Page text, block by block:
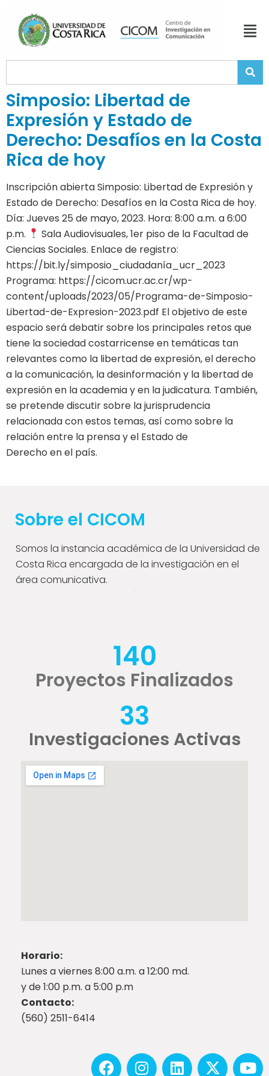
Simposio: Libertad de
Expresión y Estado de
Derecho: Desafíos en la Costa
Rica de hoy
Inscripción abierta Simposio: Libertad de Expresión y
Estado de Derecho: Desafíos en la Costa Rica de hoy.
Día: Jueves 25 de mayo, 2023. Hora: 8:00 a.m. a 6:00
p.m.
Sala Audiovisuales, 1er piso de la Facultad de
Ciencias Sociales. Enlace de registro:
https://bit.ly/simposio_ciudadanía_ucr_2023
Programa: https://cicom.ucr.ac.cr/wp-
content/uploads/2023/05/Programa-de-Simposio-
Libertad-de-Expresion-2023.pdf El objetivo de este
espacio será debatir sobre los principales retos que
tiene la sociedad costarricense en temáticas tan
relevantes como la libertad de expresión, el derecho
a la comunicación, la desinformación y la libertad de
expresión en la academia y en la judicatura. También,
se pretende discutir sobre la jurisprudencia
relacionada con estos temas, así como sobre la
relación entre la prensa y el Estado de
Derecho en el país.
Sobre el CICOM
Somos la instancia académica de la Universidad de
Costa Rica encargada de la investigación en el
área comunicativa.
Proyectos Finalizados
140
Investigaciones Activas
33
Horario:
Lunes a viernes 8:00 a.m. a 12:00 md.
y de 1:00 p.m. a 5:00 p.m
Contacto:
(560) 2511-6414